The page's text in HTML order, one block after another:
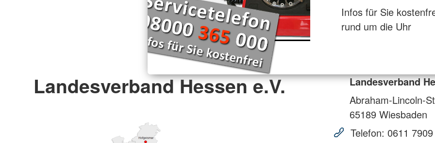
Infos für Sie
rund um die Uhr
Landesverband Hessen e.V.
Landesverband
Abraham-Lincoln-
65189 Wiesbaden
Telefon: 0611